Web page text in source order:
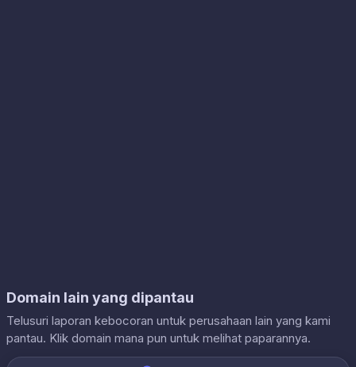
Domain lain yang dipantau
Telusuri laporan kebocoran untuk perusahaan lain yang kami
pantau. Klik domain mana pun untuk melihat paparannya.